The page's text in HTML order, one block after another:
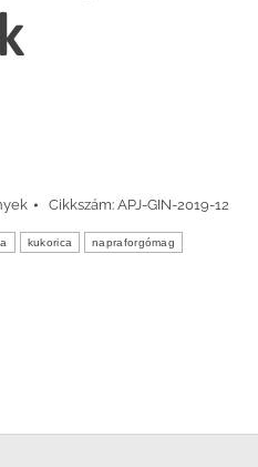
Cikkszám: APJ-GIN-2019-12
kukorica napraforgómag